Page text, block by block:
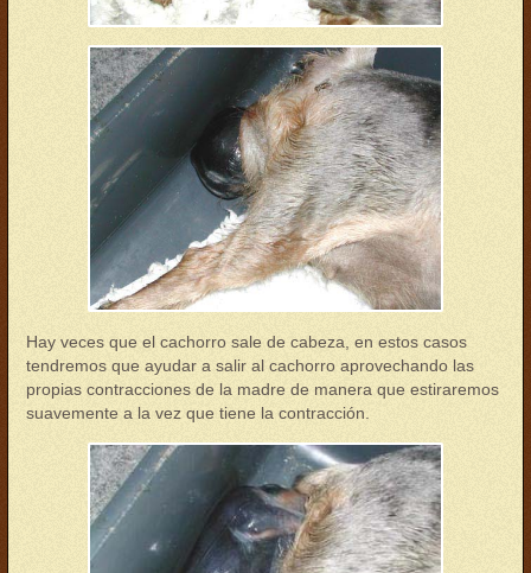
parto06.jpg
Hay veces que el cachorro sale de cabeza, en estos casos
tendremos que ayudar a salir al cachorro aprovechando las
propias contracciones de la madre de manera que estiraremos
suavemente a la vez que tiene la contracción.
parto07.jpg